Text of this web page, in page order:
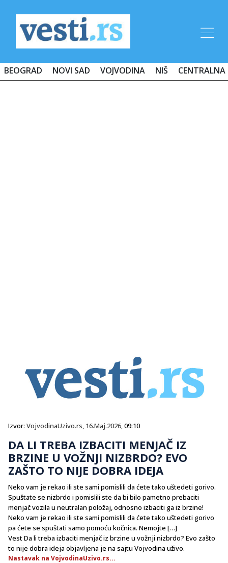
BEOGRAD NOVI SAD VOJVODINA NIŠ CENTRALNA
Izvor: VojvodinaUzivo.rs, 16.Maj.2026, 09:10
DA LI TREBA IZBACITI MENJAČ IZ
BRZINE U VOŽNJI NIZBRDO? EVO
ZAŠTO TO NIJE DOBRA IDEJA
Neko vam je rekao ili ste sami pomislili da ćete tako uštedeti gorivo.
Spuštate se nizbrdo i pomislili ste da bi bilo pametno prebaciti
menjač vozila u neutralan položaj, odnosno izbaciti ga iz brzine!
Neko vam je rekao ili ste sami pomislili da ćete tako uštedeti gorivo
pa ćete se spuštati samo pomoću kočnica. Nemojte […]
Vest Da li treba izbaciti menjač iz brzine u vožnji nizbrdo? Evo zašto
to nije dobra ideja objavljena je na sajtu Vojvodina uživo.
Nastavak na VojvodinaUzivo.rs...